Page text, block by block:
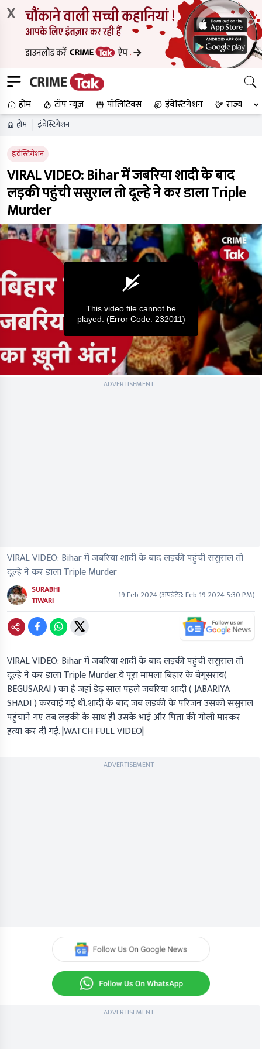
X
होम टॉप न्यूज पॉलिटिक्स इंवेस्टिगेशन राज्य
होम इंवेस्टिगेशन
इंवेस्टिगेशन
VIRAL VIDEO: Bihar में जबरिया शादी के बाद
लड़की पहुंची ससुराल तो दूल्हे ने कर डाला Triple
Murder
This video file cannot be
played. (Error Code: 232011)
ADVERTISEMENT
VIRAL VIDEO: Bihar में जबरिया शादी के बाद लड़की पहुंची ससुराल तो
दूल्हे ने कर डाला Triple Murder
SURABHI
TIWARI
19 Feb 2024(अपडेटेड:Feb 19 2024 5:30 PM)
VIRAL VIDEO: Bihar में जबरिया शादी के बाद लड़की पहुंची ससुराल तो
दूल्हे ने कर डालाTriple Murder.ये पूरा मामला बिहार के बेगूसराय(
BEGUSARAI )का है जहां डेढ़ साल पहले जबरिया शादी( JABARIYA
SHADI )करवाई गई थी.शादी के बाद जब लड़की के परिजन उसको ससुराल
पहुंचाने गए तब लड़की के साथ ही उसके भाई और पिता की गोली मारकर
हत्या कर दी गई.|WATCH FULL VIDEO|
ADVERTISEMENT
ADVERTISEMENT